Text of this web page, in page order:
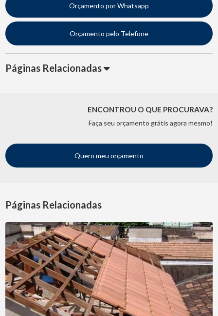
Orçamento por Whatsapp
Orçamento pelo Telefone
Páginas Relacionadas
ENCONTROU O QUE PROCURAVA?
Faça seu orçamento grátis agora mesmo!
Quero meu orçamento
Páginas Relacionadas